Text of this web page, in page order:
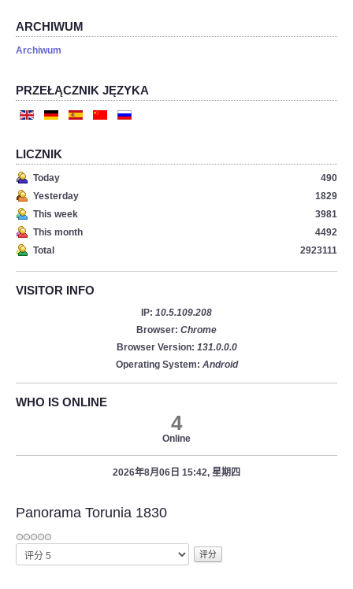
ARCHIWUM
Archiwum
PRZEŁĄCZNIK JĘZYKA
LICZNIK
Today
490
Yesterday
1829
This week
3981
This month
4492
Total
2923111
VISITOR INFO
IP: 10.5.109.208
Browser: Chrome
Browser Version: 131.0.0.0
Operating System: Android
WHO IS ONLINE
4
Online
2026年8月06日 15:42, 星期四
Panorama Torunia 1830
评